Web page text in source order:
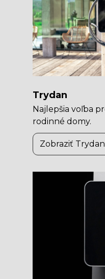
Trydan
Najlepšia voľba
rodinné domy.
Zobraziť Trydan